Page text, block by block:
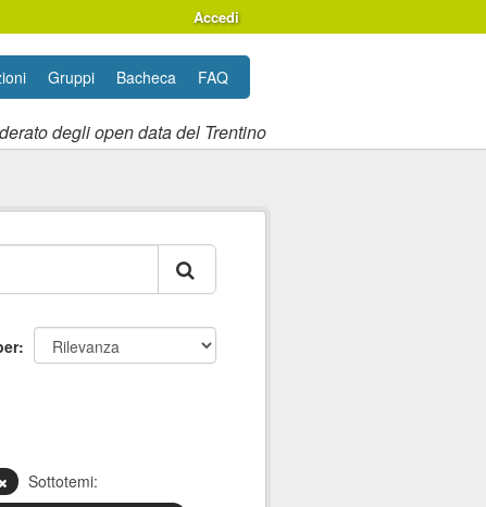
Accedi
degli open data del Trentino
Gruppi Bacheca FAQ
Sottotemi: